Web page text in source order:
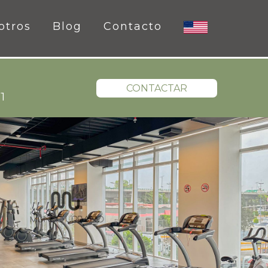
Blog Contacto
CONTACTAR